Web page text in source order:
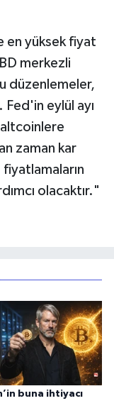
en yüksek fiyat
merkezli
düzenlemeler,
eylül ayı
zaman kar
fiyatlamaların
olacaktır."
buna ihtiyacı